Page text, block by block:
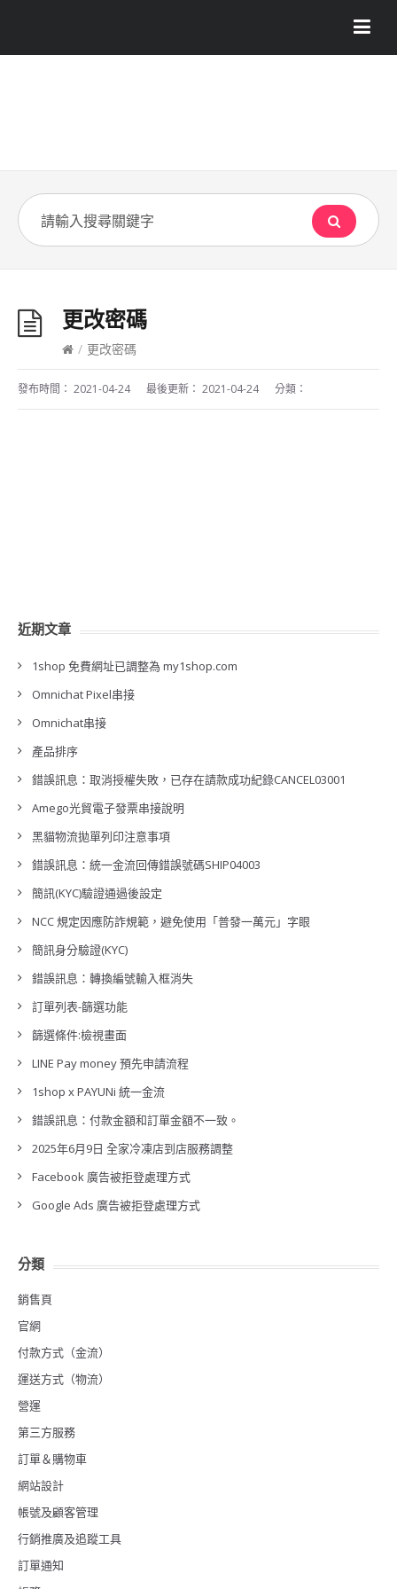
更改密碼
/ 更改密碼
發布時間： 2021-04-24 最後更新： 2021-04-24 分類：
近期文章
1shop 免費網址已調整為 my1shop.com
Omnichat Pixel串接
Omnichat串接
產品排序
錯誤訊息：取消授權失敗，已存在請款成功紀錄CANCEL03001
Amego光貿電子發票串接說明
黑貓物流拋單列印注意事項
錯誤訊息：統一金流回傳錯誤號碼SHIP04003
簡訊(KYC)驗證通過後設定
NCC 規定因應防詐規範，避免使用「普發一萬元」字眼
簡訊身分驗證(KYC)
錯誤訊息：轉換編號輸入框消失
訂單列表-篩選功能
篩選條件:檢視畫面
LINE Pay money 預先申請流程
1shop x PAYUNi 統一金流
錯誤訊息：付款金額和訂單金額不一致。
2025年6月9日 全家冷凍店到店服務調整
Facebook 廣告被拒登處理方式
Google Ads 廣告被拒登處理方式
分類
銷售頁
官網
付款方式（金流）
運送方式（物流）
營運
第三方服務
訂單＆購物車
網站設計
帳號及顧客管理
行銷推廣及追蹤工具
訂單通知